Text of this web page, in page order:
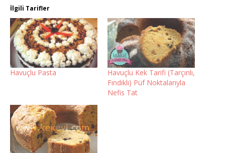
İlgili Tarifler
Havuçlu Pasta
Havuçlu Kek Tarifi (Tarçınlı,
Fındıklı) Püf Noktalarıyla
Nefis Tat